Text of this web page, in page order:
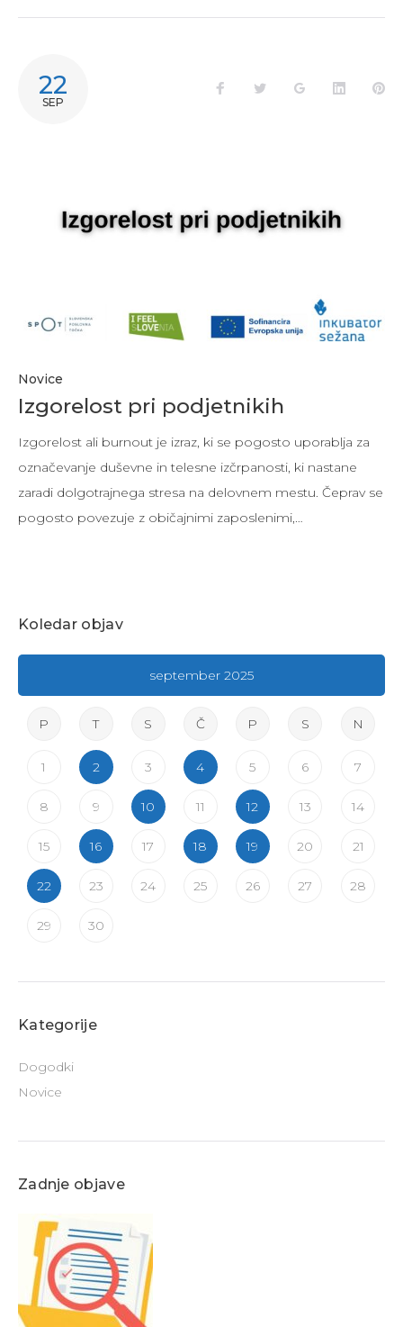
22
SEP
Novice
Izgorelost pri podjetnikih
Izgorelost ali burnout je izraz, ki se pogosto uporablja za
označevanje duševne in telesne izčrpanosti, ki nastane
zaradi dolgotrajnega stresa na delovnem mestu. Čeprav se
pogosto povezuje z običajnimi zaposlenimi,…
Koledar objav
september 2025
P T S Č P S N
1 2 3 4 5 6 7
8 9 10 11 12 13 14
15 16 17 18 19 20 21
22 23 24 25 26 27 28
29 30
Kategorije
Dogodki
Novice
Zadnje objave